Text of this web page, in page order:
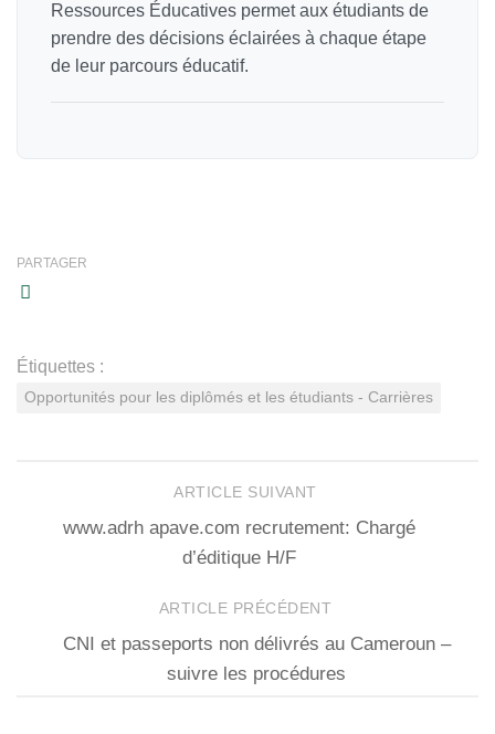
Ressources Éducatives permet aux étudiants de
prendre des décisions éclairées à chaque étape
de leur parcours éducatif.
PARTAGER
Étiquettes :
Opportunités pour les diplômés et les étudiants - Carrières
ARTICLE SUIVANT
www.adrh apave.com recrutement: Chargé
d’éditique H/F
ARTICLE PRÉCÉDENT
CNI et passeports non délivrés au Cameroun –
suivre les procédures